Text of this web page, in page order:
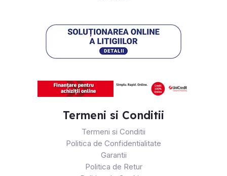
Termeni si Conditii
Termeni si Conditii
Politica de Confidentialitate
Garantii
Politica de Retur